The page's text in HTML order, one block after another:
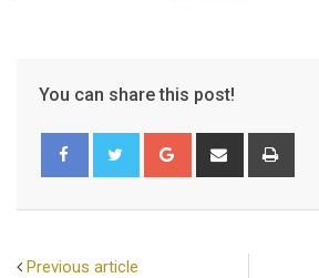
You can share this post!
Previous article